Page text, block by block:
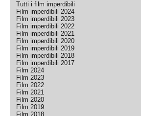
Tutti i film imperdibili
Film imperdibili 2024
Film imperdibili 2023
Film imperdibili 2022
Film imperdibili 2021
Film imperdibili 2020
Film imperdibili 2019
Film imperdibili 2018
Film imperdibili 2017
Film 2024
Film 2023
Film 2022
Film 2021
Film 2020
Film 2019
Film 2018